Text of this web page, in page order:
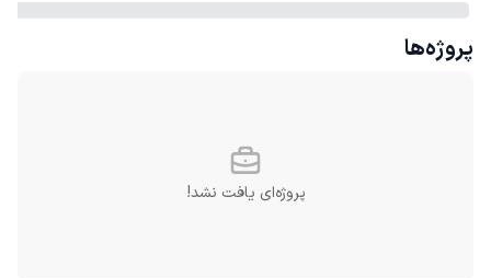
پروژه‌ها
پروژه‌ای یافت نشد!